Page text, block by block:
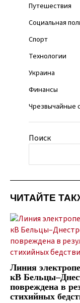
Путешествия
Социальная
Спорт
Технологии
Украина
Финансы
Чрезвычайные
Поиск
ЧИТАЙТЕ
Линия
кВ
повреждена в
стихийных